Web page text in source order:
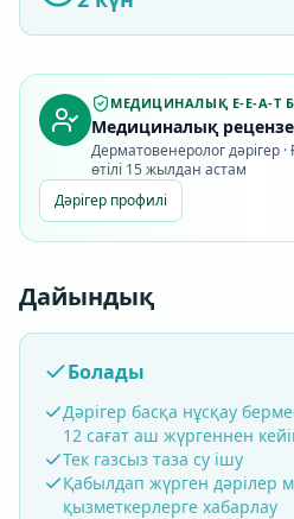
МЕДИЦИНАЛЫҚ E-E-A-T
Медициналық
Дерматовенеролог дәрігер
өтілі 15 жылдан астам
Дәрігер профилі
Дайындық
Болады
Дәрігер басқа нұсқау
12 сағат аш жүргеннен
Тек газсыз таза су ішу
Қабылдап жүрген дәрілер
қызметкерлерге хабарлау